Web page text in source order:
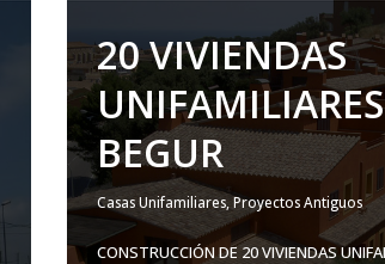
20 VIVIENDAS
BEGUR
Casas Unifamiliares ,Proyectos Antiguos
CONSTRUCCIÓN DE 20 VIVIENDAS